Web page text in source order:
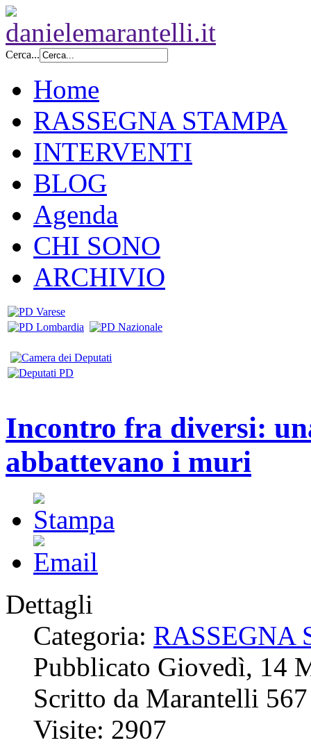
Cerca...
Home
RASSEGNA STAMPA
INTERVENTI
BLOG
Agenda
CHI SONO
ARCHIVIO
Incontro fra diversi:
abbattevano i muri
Dettagli
Categoria: RASSEGNA
Pubblicato Giovedì, 14
Scritto da Marantelli 567
Visite: 2907